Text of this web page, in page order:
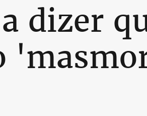
dizer